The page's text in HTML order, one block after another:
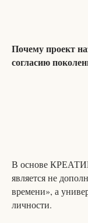
Почему проект
согласию
В основе
является не
времени», а
личности.